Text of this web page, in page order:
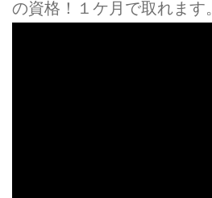
の資格！１ケ月で取れます。